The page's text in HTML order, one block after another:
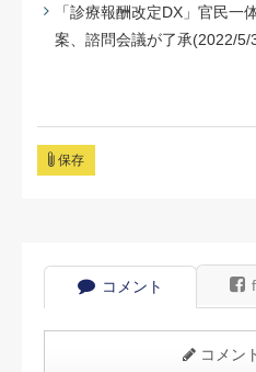
「診療報酬改定DX」官民一
案、諮問会議が了承(2022/5/
保存
コメント
コメン